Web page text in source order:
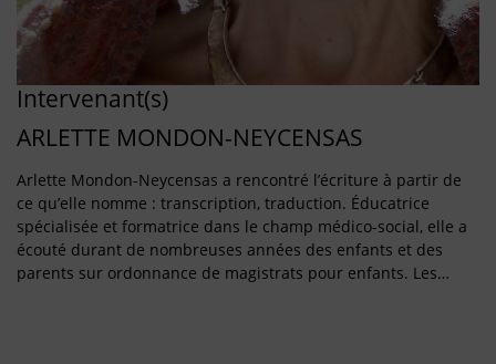
Intervenant(s)
ARLETTE MONDON-NEYCENSAS
Arlette Mondon-Neycensas a rencontré l’écriture à partir de
ce qu’elle nomme : transcription, traduction. Éducatrice
spécialisée et formatrice dans le champ médico-social, elle a
écouté durant de nombreuses années des enfants et des
parents sur ordonnance de magistrats pour enfants. Les…